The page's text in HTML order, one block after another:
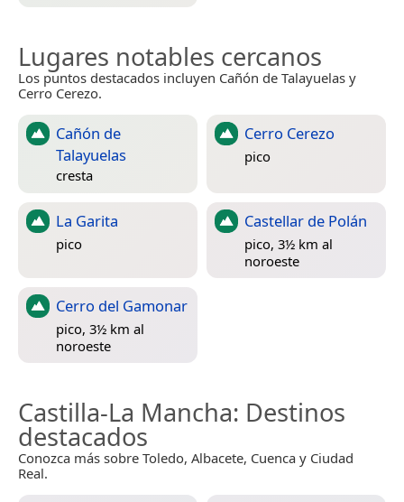
Lugares notables cercanos
Los puntos destacados incluyen Cañón de Talayuelas y
Cerro Cerezo.
Cañón de
Talayuelas
cresta
Cerro Cerezo
pico
La Garita
pico
Castellar de Polán
pico, 3½ km al
noroeste
Cerro del Gamonar
pico, 3½ km al
noroeste
Castilla-La Mancha: Destinos
destacados
Conozca más sobre Toledo, Albacete, Cuenca y Ciudad
Real.